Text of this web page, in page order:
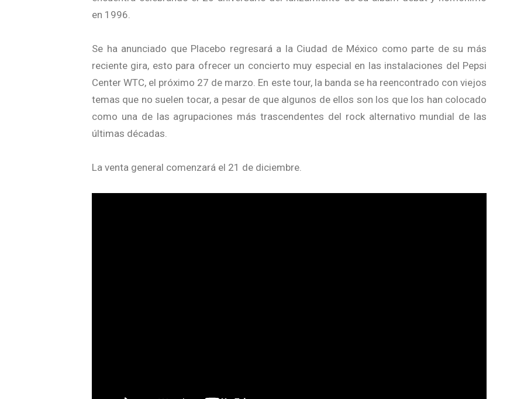
en 1996.
Se ha anunciado que Placebo regresará a la Ciudad de México como parte de su más
reciente gira, esto para ofrecer un concierto muy especial en las instalaciones del Pepsi
Center WTC, el próximo 27 de marzo. En este tour, la banda se ha reencontrado con viejos
temas que no suelen tocar, a pesar de que algunos de ellos son los que los han colocado
como una de las agrupaciones más trascendentes del rock alternativo mundial de las
últimas décadas.
La venta general comenzará el 21 de diciembre.